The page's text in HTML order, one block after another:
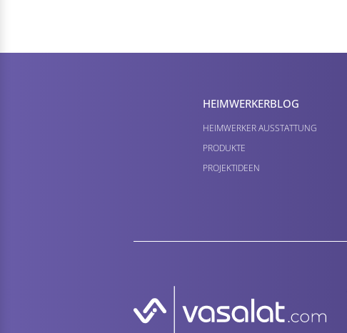
HEIMWERKER­BLOG
HEIMWERKER AUSSTATTUNG
PRODUKTE
PROJEKTIDEEN